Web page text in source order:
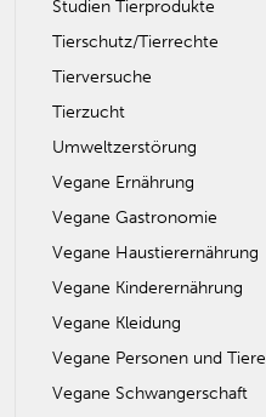
Studien Tierprodukte
Tierschutz/Tierrechte
Tierversuche
Tierzucht
Umweltzerstörung
Vegane Ernährung
Vegane Gastronomie
Vegane Haustierernährung
Vegane Kinderernährung
Vegane Kleidung
Vegane Personen und Tiere
Vegane Schwangerschaft